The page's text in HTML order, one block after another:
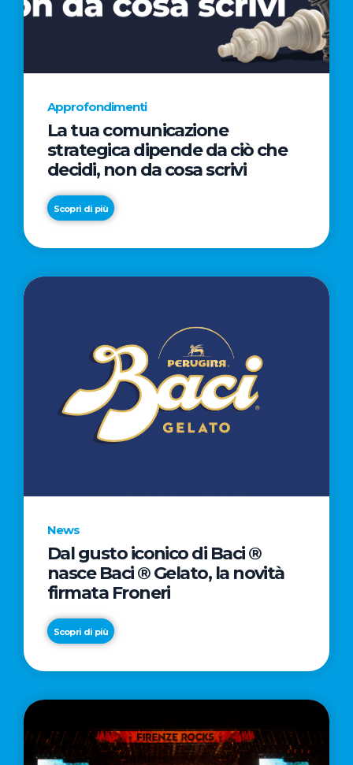
AL
CINEMA
NELLA
CAMPAGNA
REGISTA
PREMIO
OSCAR®
Approfondimenti
La tua comunicazione
strategica dipende da ciò che
decidi, non da cosa scrivi
Scopri di più
News
Dal gusto iconico di Baci ®
nasce Baci ® Gelato, la novità
firmata Froneri
Scopri di più